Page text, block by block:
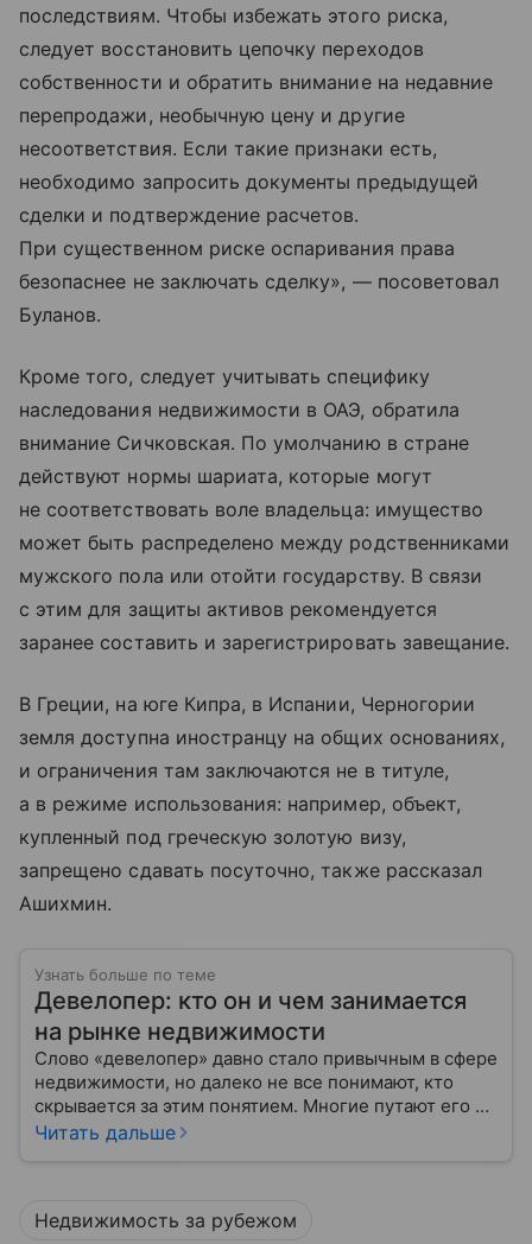
последствиям. Чтобы избежать этого риска,
следует восстановить цепочку переходов
собственности и обратить внимание на недавние
перепродажи, необычную цену и другие
несоответствия. Если такие признаки есть,
необходимо запросить документы предыдущей
сделки и подтверждение расчетов.
При существенном риске оспаривания права
безопаснее не заключать сделку», — посоветовал
Буланов.
Кроме того, следует учитывать специфику
наследования недвижимости в ОАЭ, обратила
внимание Сичковская. По умолчанию в стране
действуют нормы шариата, которые могут
не соответствовать воле владельца: имущество
может быть распределено между родственниками
мужского пола или отойти государству. В связи
с этим для защиты активов рекомендуется
заранее составить и зарегистрировать завещание.
В Греции, на юге Кипра, в Испании, Черногории
земля доступна иностранцу на общих основаниях,
и ограничения там заключаются не в титуле,
а в режиме использования: например, объект,
купленный под греческую золотую визу,
запрещено сдавать посуточно, также рассказал
Ашихмин.
Узнать больше по теме
Девелопер: кто он и чем занимается
на рынке недвижимости
Слово «девелопер» давно стало привычным в сфере
недвижимости, но далеко не все понимают, кто
скрывается за этим понятием. Многие путают его с
застройщиком, думая, что это одно и то же. На
Читать дальше
Недвижимость за рубежом